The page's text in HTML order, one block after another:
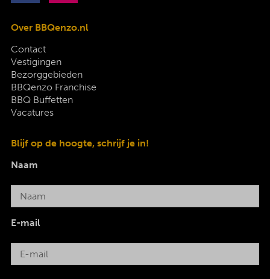
Over BBQenzo.nl
Contact
Vestigingen
Bezorggebieden
BBQenzo Franchise
BBQ Buffetten
Vacatures
Blijf op de hoogte, schrijf je in!
Naam
E-mail